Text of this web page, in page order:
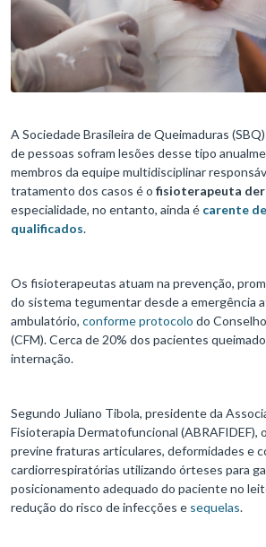
A Sociedade Brasileira de Queimaduras
de pessoas sofram lesões desse tipo
membros da equipe multidisciplinar
tratamento dos casos é o fisioterapeuta
especialidade, no entanto, ainda é carente
qualificados.
Os fisioterapeutas atuam na prevenção,
do sistema tegumentar desde a emergência
ambulatório, conforme protocolo do
(CFM). Cerca de 20% dos pacientes
internação.
Segundo Juliano Tibola, presidente da
Fisioterapia Dermatofuncional (ABRAFIDEF),
previne fraturas articulares, deformidades e
cardiorrespiratórias utilizando órteses para
posicionamento adequado do paciente no
redução do risco de infecções e sequelas.